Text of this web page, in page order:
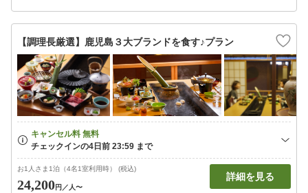
【調理長厳選】鹿児島３大ブランドを食す♪プラン
お1人さま1泊（4名1室利用時） (税込)
24,200円 ／人〜
詳細を見る